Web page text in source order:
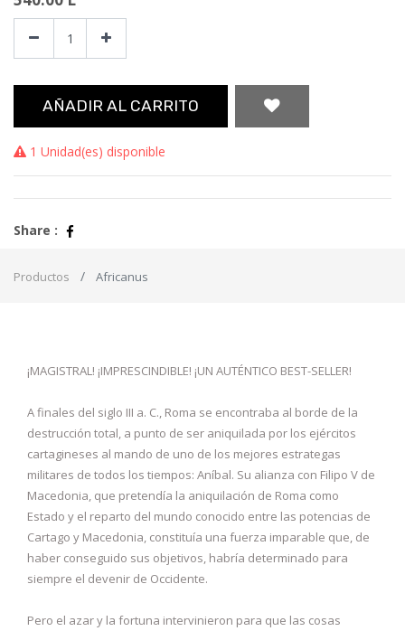
AÑADIR AL CARRITO
1 Unidad(es) disponible
Share :
Productos Africanus
¡MAGISTRAL! ¡IMPRESCINDIBLE! ¡UN AUTÉNTICO BEST-SELLER!
A finales del siglo III a. C., Roma se encontraba al borde de la
destrucción total, a punto de ser aniquilada por los ejércitos
cartagineses al mando de uno de los mejores estrategas
militares de todos los tiempos: Aníbal. Su alianza con Filipo V de
Macedonia, que pretendía la aniquilación de Roma como
Estado y el reparto del mundo conocido entre las potencias de
Cartago y Macedonia, constituía una fuerza imparable que, de
haber conseguido sus objetivos, habría determinado para
siempre el devenir de Occidente.
Pero el azar y la fortuna intervinieron para que las cosas